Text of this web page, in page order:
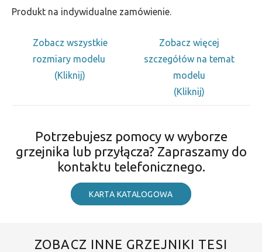
Produkt na indywidualne zamówienie.
Zobacz wszystkie
rozmiary modelu
(Kliknij)
Zobacz więcej
szczegółów na temat
modelu
(Kliknij)
Potrzebujesz pomocy w wyborze
grzejnika lub przyłącza? Zapraszamy do
kontaktu telefonicznego.
KARTA KATALOGOWA
ZOBACZ INNE GRZEJNIKI TESI